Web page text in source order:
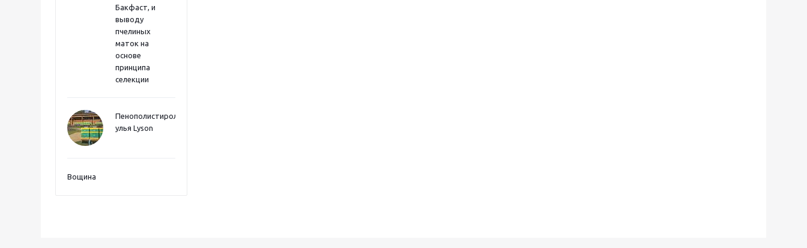
Бакфаст, и
выводу
пчелиных
маток на
основе
принципа
селекции
Пенополистиролные
улья Lyson
Вощина